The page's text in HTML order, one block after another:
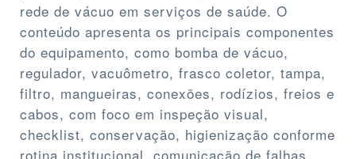
rede de vácuo em serviços de saúde. O
conteúdo apresenta os principais componentes
do equipamento, como bomba de vácuo,
regulador, vacuômetro, frasco coletor, tampa,
filtro, mangueiras, conexões, rodízios, freios e
cabos, com foco em inspeção visual,
checklist, conservação, higienização conforme
rotina institucional, comunicação de falhas,